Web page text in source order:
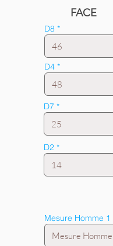
FACE
D8
D4
D7
D2
Mesure Homme 1